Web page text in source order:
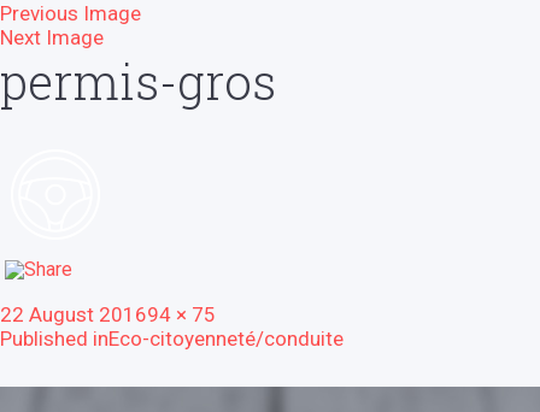
Previous Image
Next Image
permis-gros
Posted
on
22 August 2016Full
size
94 × 75
Post
Published inEco-citoyenneté/conduite